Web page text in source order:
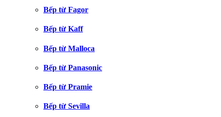
Bếp từ Fagor
Bếp từ Kaff
Bếp từ Malloca
Bếp từ Panasonic
Bếp từ Pramie
Bếp từ Sevilla